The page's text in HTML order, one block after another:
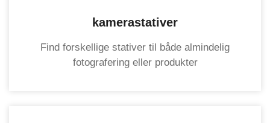
kamerastativer
Find forskellige stativer til både almindelig
fotografering eller produkter